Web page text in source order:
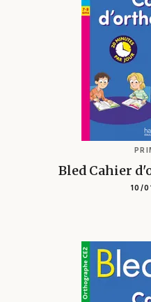
Bled Cahier
10/